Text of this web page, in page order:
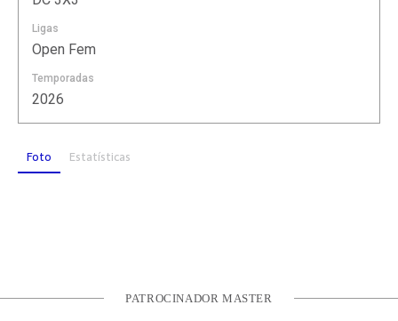
Ligas
Open Fem
Temporadas
2026
Foto Estatísticas
PATROCINADOR MASTER